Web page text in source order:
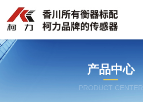
产品中心
PRODUCT CENTER